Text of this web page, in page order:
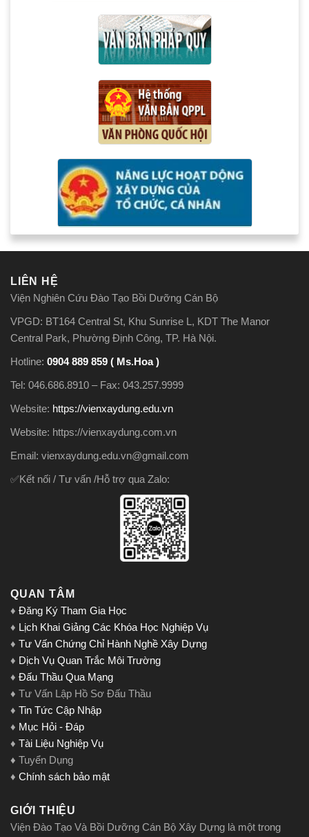
LIÊN HỆ
Viện Nghiên Cứu Đào Tạo Bồi Dưỡng Cán Bộ
VPGD: BT164 Central St, Khu Sunrise L, KDT The Manor
Central Park, Phường Định Công, TP. Hà Nội.
Hotline: 0904 889 859 ( Ms.Hoa )
Tel: 046.686.8910 – Fax: 043.257.9999
Website: https://vienxaydung.edu.vn
Website: https://vienxaydung.com.vn
Email: vienxaydung.edu.vn@gmail.com
✅Kết nối / Tư vấn /Hỗ trợ qua Zalo:
QUAN TÂM
♦ Đăng Ký Tham Gia Học
♦ Lịch Khai Giảng Các Khóa Học Nghiệp Vụ
♦ Tư Vấn Chứng Chỉ Hành Nghề Xây Dựng
♦ Dịch Vụ Quan Trắc Môi Trường
♦ Đấu Thầu Qua Mạng
♦ Tư Vấn Lập Hồ Sơ Đấu Thầu
♦ Tin Tức Cập Nhập
♦ Mục Hỏi - Đáp
♦ Tài Liệu Nghiệp Vụ
♦ Tuyển Dụng
♦ Chính sách bảo mật
GIỚI THIỆU
Viện Đào Tạo Và Bồi Dưỡng Cán Bộ Xây Dựng là một trong